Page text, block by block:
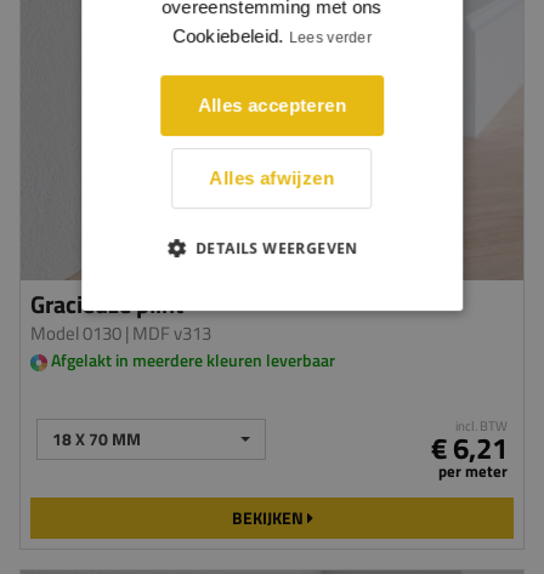
Gracieuze plint
Model 0130| MDF v313
Afgelakt in meerdere kleuren leverbaar
18 X 70 MM incl. BTW
€ 6,21
per meter
BEKIJKEN
overeenstemming met ons
Cookiebeleid. Lees verder
Alles accepteren
Alles afwijzen
DETAILS WEERGEVEN